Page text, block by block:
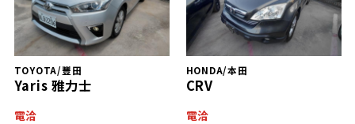
TOYOTA/豐田
Yaris 雅力士
電洽
HONDA/本田
CRV
電洽